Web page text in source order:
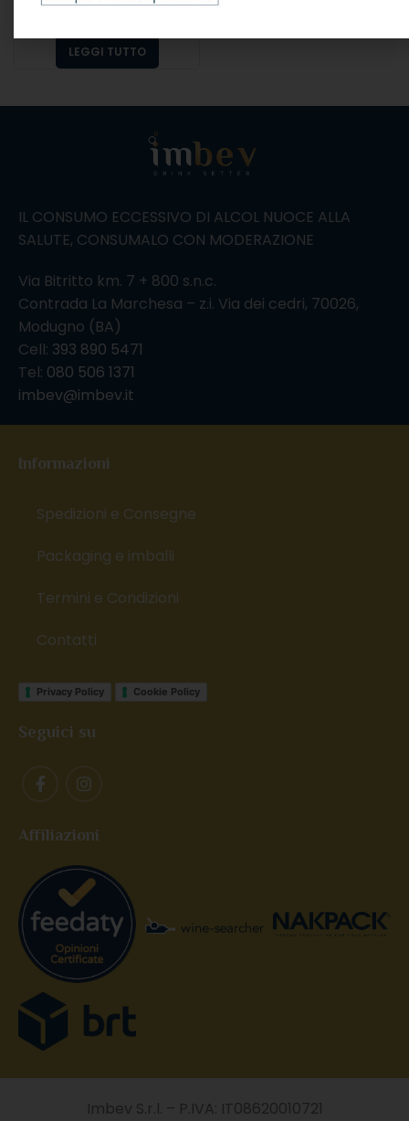
ALCOLICI,COGNAC
LEGGI TUTTO
IL CONSUMO ECCESSIVO DI ALCOL NUOCE ALLA
SALUTE, CONSUMALO CON MODERAZIONE
Via Bitritto km. 7 + 800 s.n.c.
Contrada La Marchesa – z.i. Via dei cedri, 70026,
Modugno (BA)
Cell: 393 890 5471
Tel: 080 506 1371
imbev@imbev.it
Informazioni
Spedizioni e Consegne
Packaging e imballi
Termini e Condizioni
Contatti
Privacy Policy Cookie Policy
Seguici su
Affiliazioni
Imbev S.r.l. – P.IVA: IT08620010721